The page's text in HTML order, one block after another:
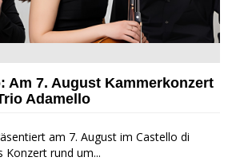
Am 7. August Kammerkonzert
Adamello
am 7. August im Castello di
Konzert rund um...